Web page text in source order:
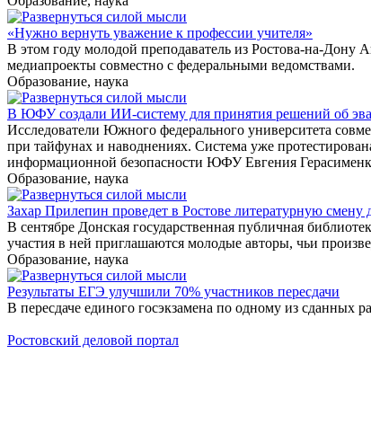
«Нужно вернуть уважение к профессии учителя»
В этом году молодой преподаватель из Ростова-на-Дону
медиапроекты совместно с федеральными ведомствами.
Образование, наука
В ЮФУ создали ИИ-систему для принятия решений об
Исследователи Южного федерального университета
при тайфунах и наводнениях. Система уже
информационной безопасности ЮФУ Евгения
Образование, наука
Захар Прилепин проведет в Ростове литературную смену
В сентябре Донская государственная публичная
участия в ней приглашаются молодые авторы, чьи
Образование, наука
Результаты ЕГЭ улучшили 70% участников пересдачи
В пересдаче единого госэкзамена по одному из сданных
Ростовский деловой портал